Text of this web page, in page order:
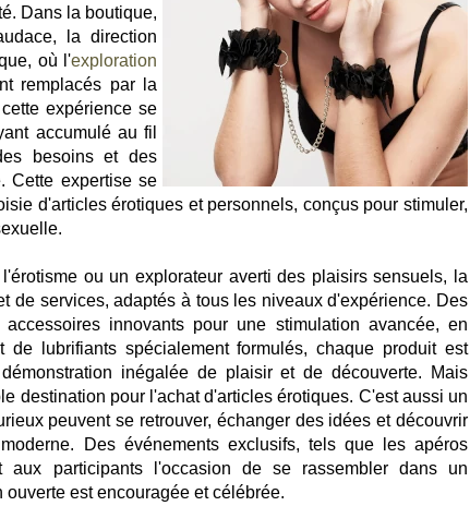
Dans la boutique,
la direction
où l'exploration
remplacés par la
expérience se
accumulé au fil
besoins et des
Cette expertise se
d'articles érotiques et personnels, conçus pour stimuler,
ou un explorateur averti des plaisirs sensuels, la
de services, adaptés à tous les niveaux d'expérience. Des
innovants pour une stimulation avancée, en
lubrifiants spécialement formulés, chaque produit est
inégalée de plaisir et de découverte. Mais
destination pour l'achat d'articles érotiques. C'est aussi un
peuvent se retrouver, échanger des idées et découvrir
Des événements exclusifs, tels que les apéros
aux participants l'occasion de se rassembler dans un
est encouragée et célébrée.